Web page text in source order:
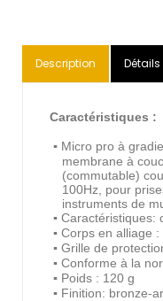
Description Détails
Caractéristiques :
▪ Micro pro à
membrane à
(commutable)
100Hz, pour
instruments de
▪ Caractéristiques:
▪ Corps en alliage
▪ Grille de
▪ Conforme à la
▪ Poids : 120 g
▪ Finition: bronze-